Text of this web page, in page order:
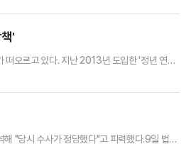
부 언론은 국민의힘이 이번 대선 본경선에서 4
'
떠오르고 있다. 지난 2013년 도입한 '정년 연
속근로에 대한 고민이 깊어지고 있다.고령층 계
"당시 수사가 정당했다"고 피력했다.9일 법조